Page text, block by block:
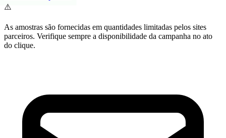
⚠️
As amostras são fornecidas em quantidades limitadas pelos sites
parceiros. Verifique sempre a disponibilidade da campanha no ato
do clique.